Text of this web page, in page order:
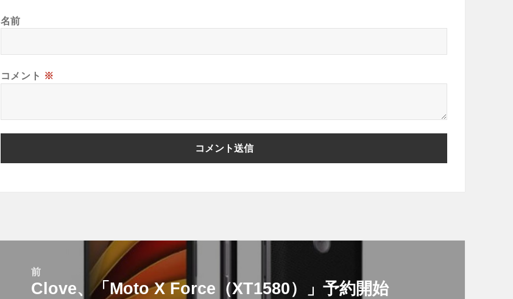
名前
コメント ※
前
前
Clove、「Moto X Force（XT1580）」予約開始